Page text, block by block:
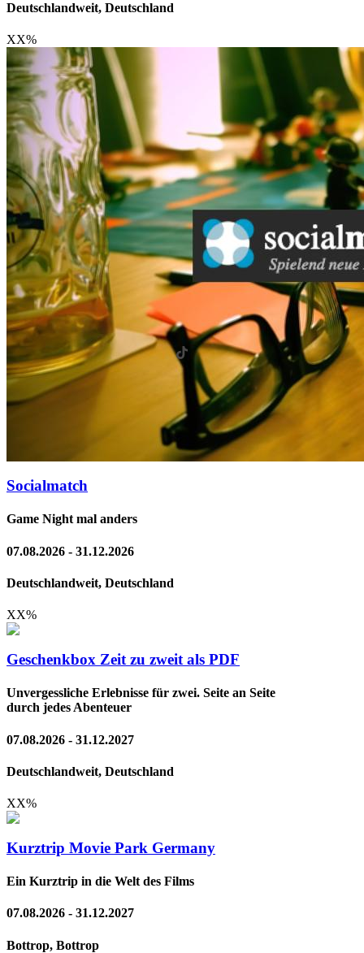
Deutschlandweit, Deutschland
XX%
Socialmatch
Game Night mal anders
07.08.2026 - 31.12.2026
Deutschlandweit, Deutschland
XX%
Geschenkbox Zeit zu zweit als PDF
Unvergessliche Erlebnisse für zwei. Seite an Seite
durch jedes Abenteuer
07.08.2026 - 31.12.2027
Deutschlandweit, Deutschland
XX%
Kurztrip Movie Park Germany
Ein Kurztrip in die Welt des Films
07.08.2026 - 31.12.2027
Bottrop, Bottrop